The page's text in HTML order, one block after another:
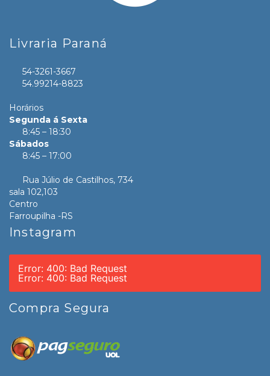
Livraria Paraná
54-3261-3667
54.99214-8823
Horários
Segunda á Sexta
8:45 – 18:30
Sábados
8:45 – 17:00
Rua Júlio de Castilhos, 734
sala 102,103
Centro
Farroupilha -RS
Instagram
Error: 400: Bad Request
Error: 400: Bad Request
Compra Segura